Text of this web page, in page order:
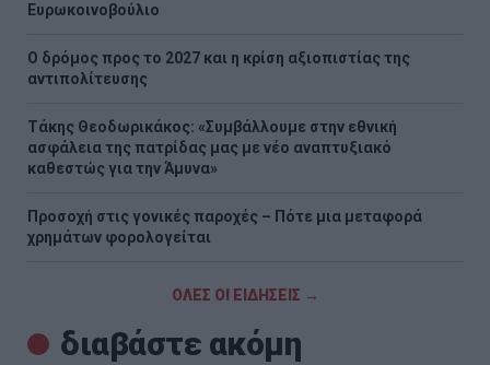
Ευρωκοινοβούλιο
Ο δρόμος προς το 2027 και η κρίση αξιοπιστίας της
αντιπολίτευσης
Τάκης Θεοδωρικάκος: «Συμβάλλουμε στην εθνική
ασφάλεια της πατρίδας μας με νέο αναπτυξιακό
καθεστώς για την Άμυνα»
Προσοχή στις γονικές παροχές – Πότε μια μεταφορά
χρημάτων φορολογείται
ΟΛΕΣ ΟΙ ΕΙΔΗΣΕΙΣ →
διαβάστε ακόμη